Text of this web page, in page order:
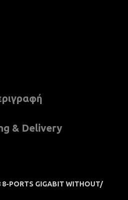
& Delivery
8-PORTS GIGABIT WITHOUT/